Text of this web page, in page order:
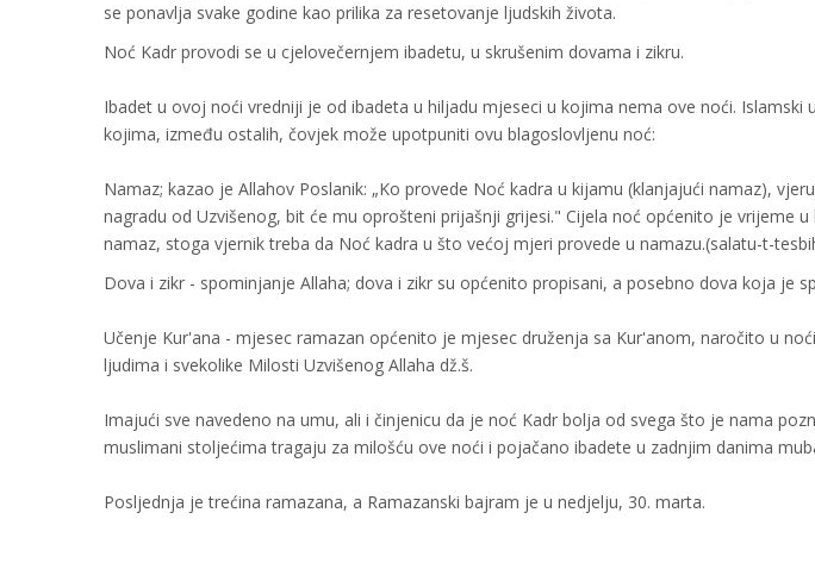
se ponavlja svake godine kao prilika za resetovanje ljudskih života.
Noć Kadr provodi se u cjelovečernjem ibadetu, u skrušenim dovama i zikru.
Ibadet u ovoj noći vredniji je od ibadeta u hiljadu mjeseci u kojima nema ove noći. Islamski
kojima, između ostalih, čovjek može upotpuniti ovu blagoslovljenu noć:
Namaz; kazao je Allahov Poslanik: „Ko provede Noć kadra u kijamu (klanjajući namaz),
nagradu od Uzvišenog, bit će mu oprošteni prijašnji grijesi." Cijela noć općenito je vrijeme
namaz, stoga vjernik treba da Noć kadra u što većoj mjeri provede u namazu.(salatu-t-
Dova i zikr - spominjanje Allaha; dova i zikr su općenito propisani, a posebno dova koja je
Učenje Kur'ana - mjesec ramazan općenito je mjesec druženja sa Kur'anom, naročito u
ljudima i svekolike Milosti Uzvišenog Allaha dž.š.
Imajući sve navedeno na umu, ali i činjenicu da je noć Kadr bolja od svega što je nama
muslimani stoljećima tragaju za milošću ove noći i pojačano ibadete u zadnjim danima
Posljednja je trećina ramazana, a Ramazanski bajram je u nedjelju, 30. marta.